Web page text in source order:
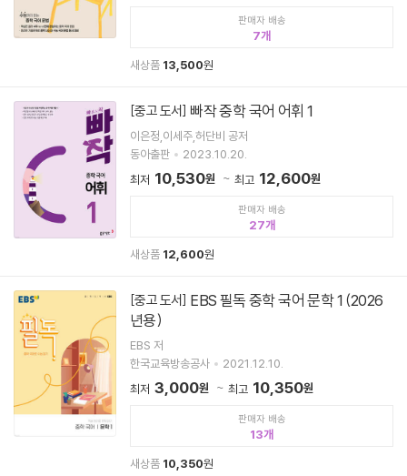
판매자 배송
7
새상품 13,500원
[중고 도서] 빠작 중학 국어 어휘 1
이은정,이세주,허단비 공저
동아출판
2023.10.20.
최저 10,530원 최고 12,600원
판매자 배송
27
새상품 12,600원
[중고 도서]
년용)
EBS 저
한국교육방송공사
2021.12.10.
최저 3,000원 최고 10,350원
판매자 배송
13
새상품 10,350원